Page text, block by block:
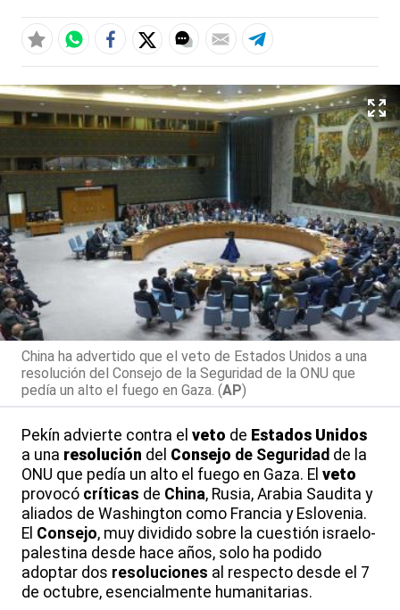
China ha advertido que el veto de Estados Unidos a una
resolución del Consejo de la Seguridad de la ONU que
pedía un alto el fuego en Gaza. (AP)
Pekín advierte contra el veto de Estados Unidos
a una resolución del Consejo de Seguridad de la
ONU que pedía un alto el fuego en Gaza. El veto
provocó críticas de China, Rusia, Arabia Saudita y
aliados de Washington como Francia y Eslovenia.
El Consejo, muy dividido sobre la cuestión israelo-
palestina desde hace años, solo ha podido
adoptar dos resoluciones al respecto desde el 7
de octubre, esencialmente humanitarias.